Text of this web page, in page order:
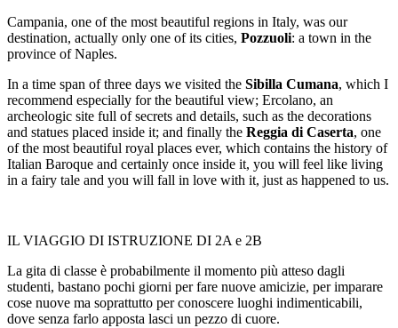
Campania, one of the most beautiful regions in Italy, was our
destination, actually only one of its cities, Pozzuoli: a town in the
province of Naples.
In a time span of three days we visited the Sibilla Cumana, which I
recommend especially for the beautiful view; Ercolano, an
archeologic site full of secrets and details, such as the decorations
and statues placed inside it; and finally the Reggia di Caserta, one
of the most beautiful royal places ever, which contains the history of
Italian Baroque and certainly once inside it, you will feel like living
in a fairy tale and you will fall in love with it, just as happened to us.
IL VIAGGIO DI ISTRUZIONE DI 2A e 2B
La gita di classe è probabilmente il momento più atteso dagli
studenti, bastano pochi giorni per fare nuove amicizie, per imparare
cose nuove ma soprattutto per conoscere luoghi indimenticabili,
dove senza farlo apposta lasci un pezzo di cuore.